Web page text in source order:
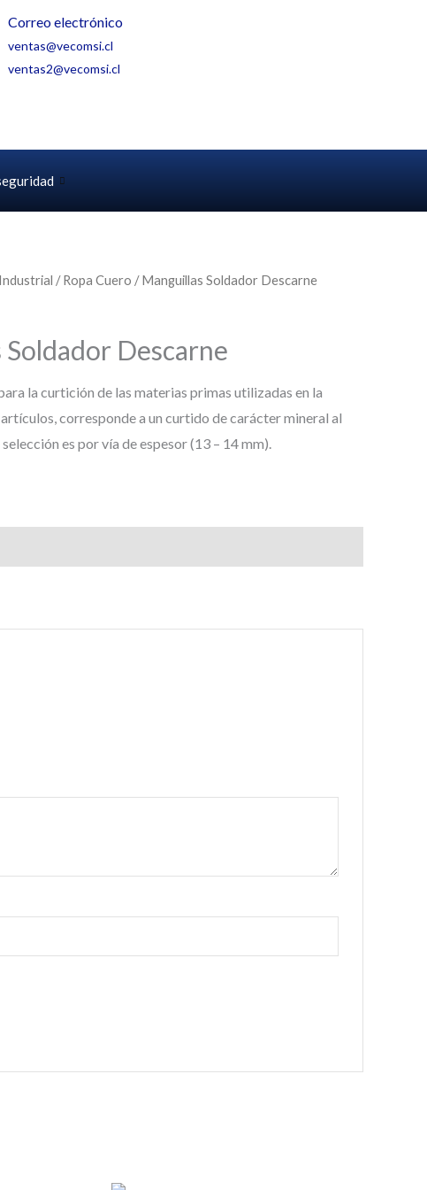
Correo electrónico
ventas@vecomsi.cl
ventas2@vecomsi.cl
/Ropa Cuero / Manguillas Soldador Descarne
Descarne
la curtición de las materias primas utilizadas en la
corresponde a un curtido de carácter mineral al
es por vía de espesor (13 – 14 mm).